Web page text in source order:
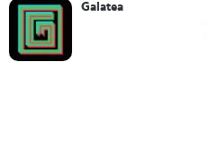
Galatea